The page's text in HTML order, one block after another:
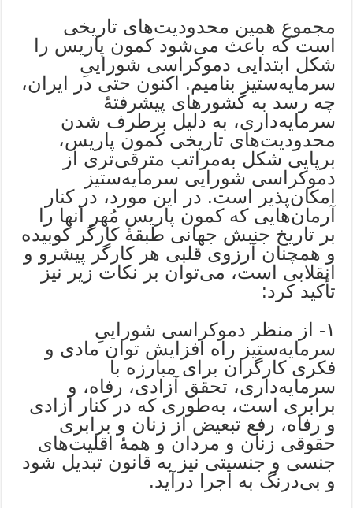
مجموع همین محدودیت‌های تاریخی
است که باعث می‌شود کمون پاریس را
شکل ابتدایی دموکراسی شوراییِ
سرمایه‌ستیز بنامیم. اکنون حتی در ایران،
چه رسد به کشورهای پیشرفتۀ
سرمایه‌داری، به دلیل برطرف شدن
محدودیت‌های تاریخی کمون پاریس،
برپایی شکل به‌مراتب مترقی‌تری از
دموکراسی شورایی سرمایه‌ستیز
امکان‌پذیر است. در این مورد، در کنار
آرمان‌هایی که کمون پاریس مُهر آنها را
بر تاریخ جنبش جهانی طبقۀ کارگر کوبیده
و همچنان آرزوی قلبی هر کارگر پیشرو و
انقلابی است، می‌توان بر نکات زیر نیز
تأکید کرد:
۱- از منظر دموکراسی شوراییِ
سرمایه‌ستیز راه افزایش توان مادی و
فکری کارگران برای مبارزه با
سرمایه‌داری، تحقق آزادی، رفاه، و
برابری است، به‌طوری که در کنار آزادی
و رفاه، رفع تبعیض از زنان و برابری
حقوقی زنان و مردان و همۀ اقلیت‌های
جنسی و جنسیتی نیز به قانون تبدیل ‌شود
و بی‌درنگ به اجرا در‌آید.